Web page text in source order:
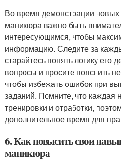
Во время демонстрации новых
маникюра важно быть
интересующимся, чтобы
информацию. Следите за
старайтесь понять логику его
вопросы и просите пояснить
чтобы избежать ошибок при
заданий. Помните, что каждая
тренировки и отработки,
дополнительное время для
6. Как повысить свои
маникюра